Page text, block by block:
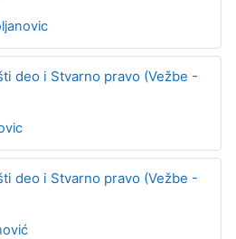
deo i Stvarno pravo (Vežbe -
deo i Stvarno pravo (Vežbe -